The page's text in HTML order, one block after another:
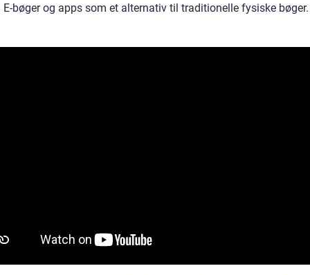
bøger og apps som et alternativ til traditionelle fysiske bøger.